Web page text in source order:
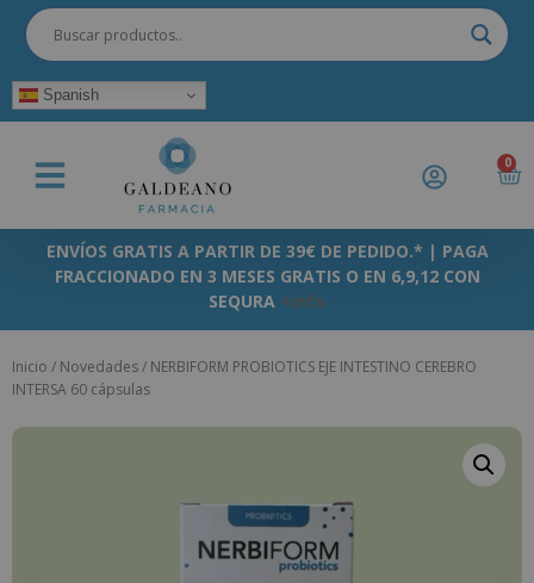
Spanish
0
ENVÍOS GRATIS A PARTIR DE 39€ DE PEDIDO.* | PAGA
FRACCIONADO EN 3 MESES GRATIS O EN 6,9,12 CON
SEQURA +info
Inicio / Novedades/ NERBIFORM PROBIOTICS EJE INTESTINO CEREBRO
INTERSA 60 cápsulas